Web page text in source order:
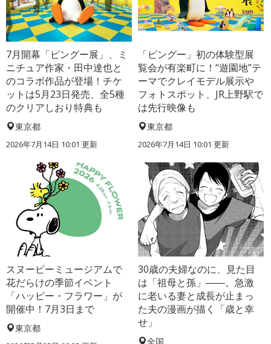
7月開幕「ピングー展」、ミ
ニチュア作家・田中達也と
のコラボ作品が登場！チケ
ットは5月23日発売、全5種
のクリアしおり特典も
東京都
2026年7月14日 10:01 更新
「ピングー」初の体験型展
覧会が有楽町に！“遊園地”テ
ーマでクレイモデル展示や
フォトスポット、JR上野駅で
は先行映像も
東京都
2026年7月14日 10:01 更新
スヌーピーミュージアムで
花だらけの季節イベント
「ハッピー・フラワー」が
開催中！7月3日まで
東京都
30歳の夫婦なのに、見た目
は「祖母と孫」――。急激
に老いる妻と成長が止まっ
た夫の漫画が描く「歳と幸
せ」
全国